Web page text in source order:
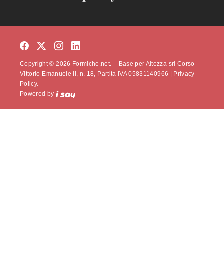
Copyright © 2026 Formiche.net. – Base per Altezza srl Corso
Vittorio Emanuele II, n. 18, Partita IVA 05831140966 |
Privacy
Policy.
Powered by